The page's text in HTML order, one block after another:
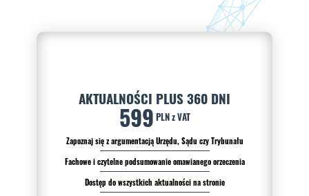
AKTUALNOŚCI PLUS 360 DNI
599 PLN z VAT
Zapoznaj się z argumentacją Urzędu, Sądu czy Trybunału
Fachowe i czytelne podsumowanie omawianego orzeczenia
Dostęp do wszystkich aktualności na stronie